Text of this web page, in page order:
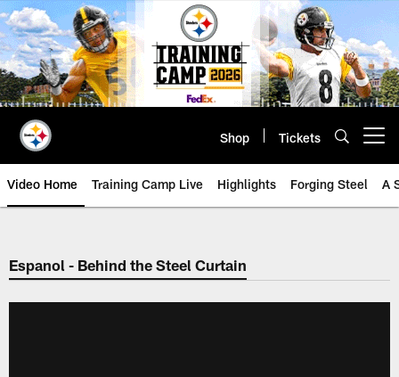
Skip
to
main
content
Shop Tickets
Video Home Training Camp Live Highlights Forging Steel A
Espanol - Behind the Steel Curtain